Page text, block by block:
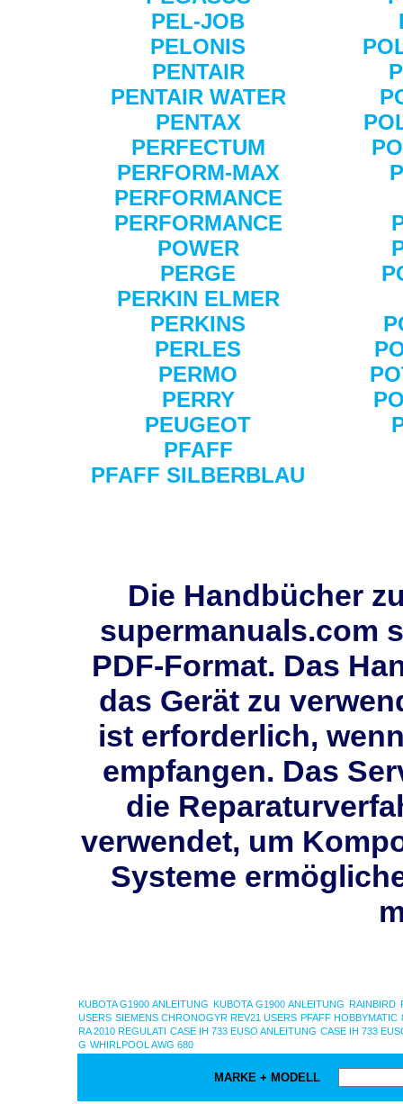
PEL-JOB
PELONIS
PENTAIR
PENTAIR WATER
PENTAX
PERFECTUM
PERFORM-MAX
PERFORMANCE
PERFORMANCE
POWER
PERGE
PERKIN ELMER
PERKINS
PERLES
PERMO
PERRY
PEUGEOT
PFAFF
PFAFF SILBERBLAU
Die Handbücher
supermanuals.com
PDF-Format. Das
das Gerät zu
ist erforderlich,
empfangen. Das
die
verwendet, um
Systeme
KUBOTA G1900 ANLEITUNG KUBOTA G1900 ANLEITUNG RAINBIRD
USERS SIEMENS CHRONOGYR REV21 USERS PFAFF HOBBYMATIC
RA 2010 REGULATI CASE IH 733 EUSO ANLEITUNG CASE IH 733
G WHIRLPOOL AWG 680
MARKE + MODELL